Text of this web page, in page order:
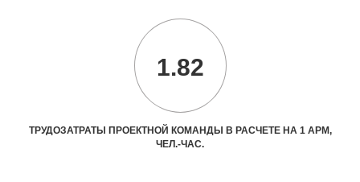
1.82
ТРУДОЗАТРАТЫ ПРОЕКТНОЙ КОМАНДЫ В РАСЧЕТЕ НА 1 АРМ,
ЧЕЛ.-ЧАС.